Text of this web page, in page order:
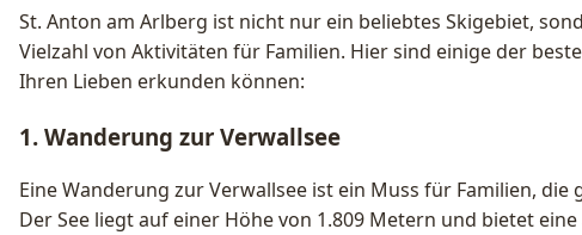
St. Anton am Arlberg ist nicht nur ein beliebtes Skigebiet,
Vielzahl von Aktivitäten für Familien. Hier sind einige der
Ihren Lieben erkunden können:
1. Wanderung zur Verwallsee
Eine Wanderung zur Verwallsee ist ein Muss für Familien, die
Der See liegt auf einer Höhe von 1.809 Metern und bietet